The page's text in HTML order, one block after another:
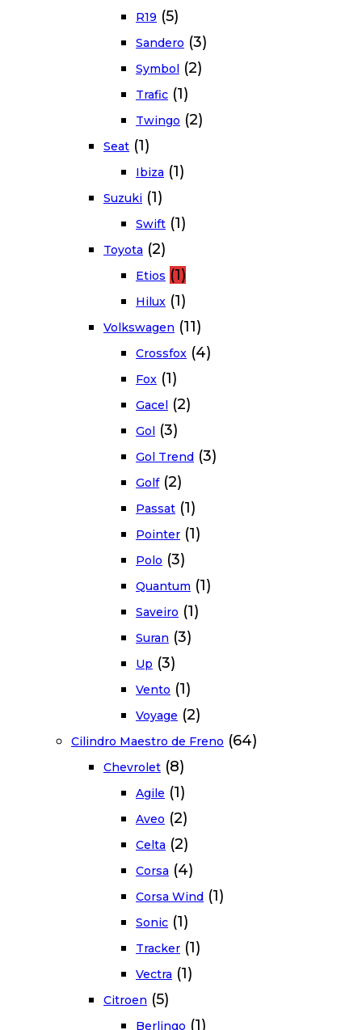
R19 (5)
Sandero (3)
Symbol (2)
Trafic (1)
Twingo (2)
Seat (1)
Ibiza (1)
Suzuki (1)
Swift (1)
Toyota (2)
Etios (1)
Hilux (1)
Volkswagen (11)
Crossfox (4)
Fox (1)
Gacel (2)
Gol (3)
Gol Trend (3)
Golf (2)
Passat (1)
Pointer (1)
Polo (3)
Quantum (1)
Saveiro (1)
Suran (3)
Up (3)
Vento (1)
Voyage (2)
Cilindro Maestro de Freno (64)
Chevrolet (8)
Agile (1)
Aveo (2)
Celta (2)
Corsa (4)
Corsa Wind (1)
Sonic (1)
Tracker (1)
Vectra (1)
Citroen (5)
Berlingo (1)